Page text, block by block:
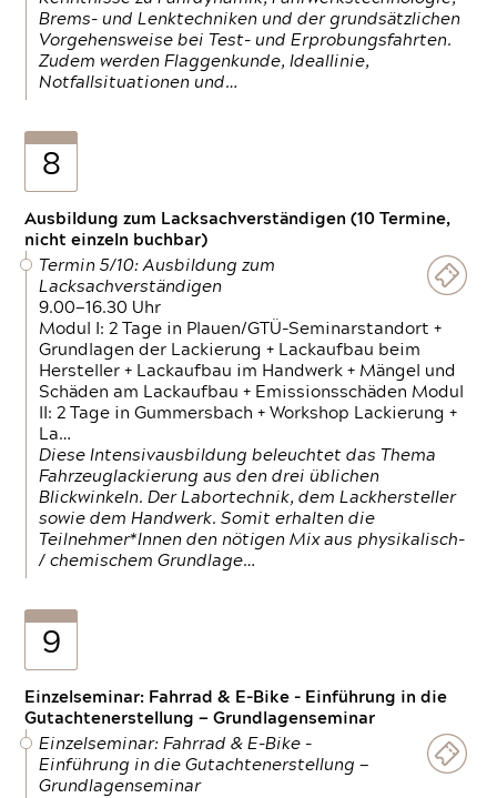
Brems- und Lenktechniken und der grundsätzlichen
Vorgehensweise bei Test- und Erprobungsfahrten.
Zudem werden Flaggenkunde, Ideallinie,
Notfallsituationen und…
8
Ausbildung zum Lacksachverständigen (10 Termine,
nicht einzeln buchbar)
Termin 5/10: Ausbildung zum
Lacksachverständigen
9.00—16.30 Uhr
Modul I: 2 Tage in Plauen/GTÜ-Seminarstandort +
Grundlagen der Lackierung + Lackaufbau beim
Hersteller + Lackaufbau im Handwerk + Mängel und
Schäden am Lackaufbau + Emissionsschäden Modul
II: 2 Tage in Gummersbach + Workshop Lackierung +
La…
Diese Intensivausbildung beleuchtet das Thema
Fahrzeuglackierung aus den drei üblichen
Blickwinkeln. Der Labortechnik, dem Lackhersteller
sowie dem Handwerk. Somit erhalten die
Teilnehmer*Innen den nötigen Mix aus physikalisch-
/ chemischem Grundlage…
9
Einzelseminar: Fahrrad & E-Bike - Einführung in die
Gutachtenerstellung — Grundlagenseminar
Einzelseminar: Fahrrad & E-Bike -
Einführung in die Gutachtenerstellung —
Grundlagenseminar